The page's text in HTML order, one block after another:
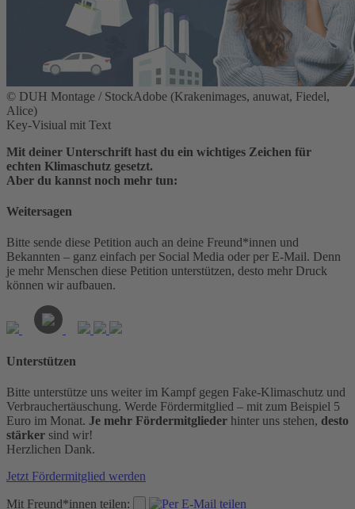
© DUH Montage / StockAdobe (Krakenimages, anuwat, Fiedel,
Alice)
Key-Visiual mit Text
Mit deiner Unterschrift hast du ein wichtiges Zeichen für
echten Klimaschutz gesetzt.
Aber du kannst noch mehr tun:
Weitersagen
Bitte sende diese Petition auch an deine Freund*innen und
Bekannten – ganz einfach per Social Media oder per E-Mail. Denn
je mehr Menschen diese Petition unterstützen, desto mehr Druck
können wir aufbauen.
Unterstützen
Bitte unterstütze uns weiter im Kampf gegen Fake-Klimaschutz und
Verbrauchertäuschung. Werde Fördermitglied – mit zum Beispiel 5
Euro im Monat. Je mehr Fördermitglieder hinter uns stehen, desto
stärker sind wir!
Herzlichen Dank.
Jetzt Fördermitglied werden
Mit Freund*innen teilen: